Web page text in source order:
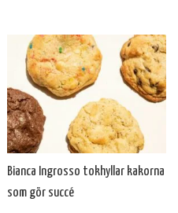
Bianca Ingrosso tokhyllar kakorna
som gör succé